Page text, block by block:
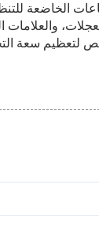
الخاضعة
لتعظيم سعة